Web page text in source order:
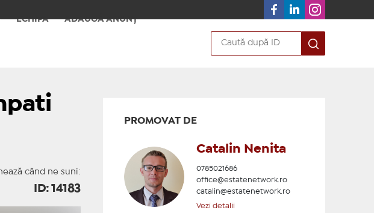
ECHIPA ADAUGĂ ANUNȚ
când ne suni:
ID: 14183
PROMOVAT DE
Catalin Nenita
0785021686
office@estatenetwork.ro
catalin@estatenetwork.ro
Vezi detalii